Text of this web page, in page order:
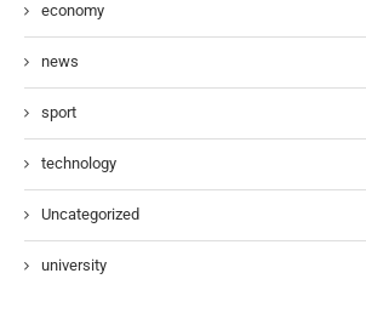
economy
news
sport
technology
Uncategorized
university